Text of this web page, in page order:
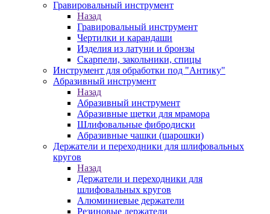
Гравировальный инструмент
Назад
Гравировальный инструмент
Чертилки и карандаши
Изделия из латуни и бронзы
Скарпели, закольники, спицы
Инструмент для обработки под "Антику"
Абразивный инструмент
Назад
Абразивный инструмент
Абразивные щетки для мрамора
Шлифовальные фибродиски
Абразивные чашки (шарошки)
Держатели и переходники для шлифовальных
кругов
Назад
Держатели и переходники для
шлифовальных кругов
Алюминиевые держатели
Резиновые держатели